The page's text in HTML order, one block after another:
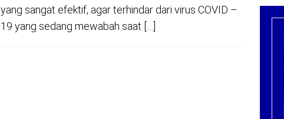
yang sangat efektif, agar terhindar dari virus COVID –
19 yang sedang mewabah saat […]